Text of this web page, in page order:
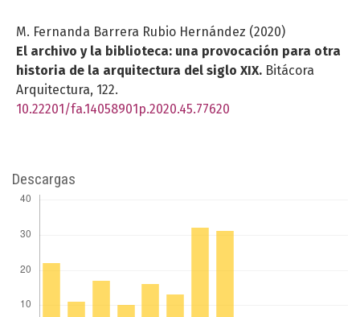
M. Fernanda Barrera Rubio Hernández (2020)
El archivo y la biblioteca: una provocación para otra
historia de la arquitectura del siglo XIX. Bitácora
Arquitectura, 122.
10.22201/fa.14058901p.2020.45.77620
Descargas